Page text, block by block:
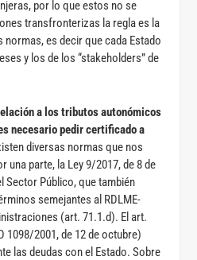
por lo que estos no se
transfronterizas la regla es la
es decir que cada Estado
y los de los “stakeholders” de
a los tributos autonómicos
necesario pedir certificado a
diversas normas que nos
una parte, la Ley 9/2017, de 8 de
Sector Público, que también
semejantes al RDLME-
(art. 71.1.d). El art.
1098/2001, de 12 de octubre)
las deudas con el Estado. Sobre